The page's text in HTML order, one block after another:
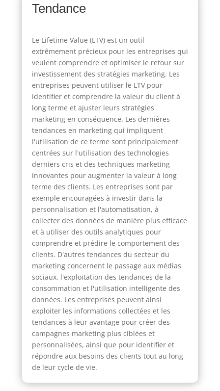
Tendance
Le Lifetime Value (LTV) est un outil
extrêmement précieux pour les entreprises qui
veulent comprendre et optimiser le retour sur
investissement des stratégies marketing. Les
entreprises peuvent utiliser le LTV pour
identifier et comprendre la valeur du client à
long terme et ajuster leurs stratégies
marketing en conséquence. Les dernières
tendances en marketing qui impliquent
l'utilisation de ce terme sont principalement
centrées sur l'utilisation des technologies
derniers cris et des techniques marketing
innovantes pour augmenter la valeur à long
terme des clients. Les entreprises sont par
exemple encouragées à investir dans la
personnalisation et l'automatisation, à
collecter des données de manière plus efficace
et à utiliser des outils analytiques pour
comprendre et prédire le comportement des
clients. D'autres tendances du secteur du
marketing concernent le passage aux médias
sociaux, l'exploitation des tendances de la
consommation et l'utilisation intelligente des
données. Les entreprises peuvent ainsi
exploiter les informations collectées et les
tendances à leur avantage pour créer des
campagnes marketing plus ciblées et
personnalisées, ainsi que pour identifier et
répondre aux besoins des clients tout au long
de leur cycle de vie.